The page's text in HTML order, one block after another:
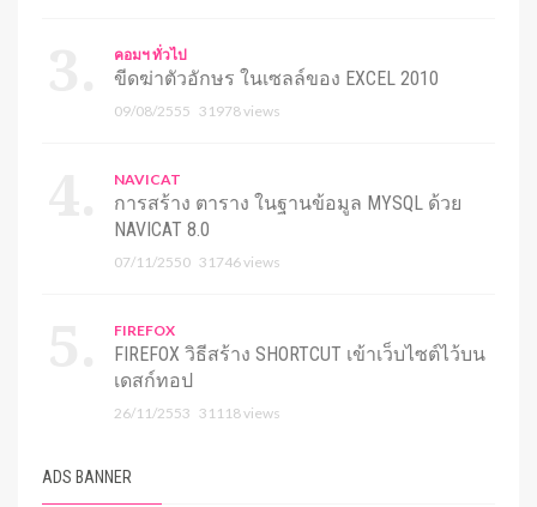
คอมฯ ทั่วไป
ขีดฆ่าตัวอักษร ในเซลล์ของ EXCEL 2010
09/08/2555 31978 views
NAVICAT
การสร้าง ตาราง ในฐานข้อมูล MYSQL ด้วย
NAVICAT 8.0
07/11/2550 31746 views
FIREFOX
FIREFOX วิธีสร้าง SHORTCUT เข้าเว็บไซต์ไว้บน
เดสก์ทอป
26/11/2553 31118 views
ADS BANNER